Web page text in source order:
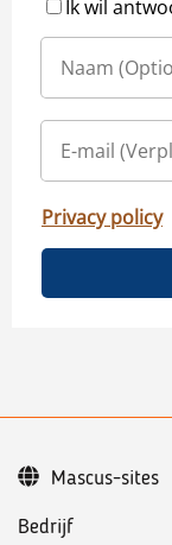
Ik wil
Privacy policy
Bedrijf
Mascus-sites